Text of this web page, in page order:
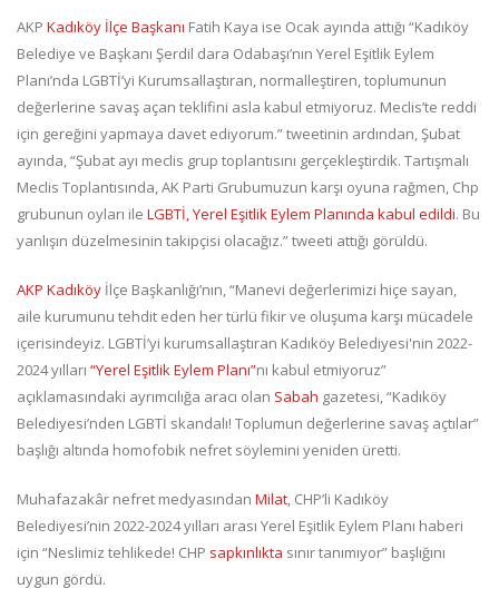
AKP Kadıköy İlçe Başkanı Fatih Kaya ise Ocak ayında attığı “Kadıköy
Belediye ve Başkanı Şerdil dara Odabaşı’nın Yerel Eşitlik Eylem
Planı’nda LGBTİ’yi Kurumsallaştıran, normalleştiren, toplumunun
değerlerine savaş açan teklifini asla kabul etmiyoruz. Meclis’te reddi
için gereğini yapmaya davet ediyorum.” tweetinin ardından, Şubat
ayında, “Şubat ayı meclis grup toplantısını gerçekleştirdik. Tartışmalı
Meclis Toplantısında, AK Parti Grubumuzun karşı oyuna rağmen, Chp
grubunun oyları ile LGBTİ, Yerel Eşitlik Eylem Planında kabul edildi. Bu
yanlışın düzelmesinin takipçisi olacağız.” tweeti attığı görüldü.
AKP Kadıköy İlçe Başkanlığı’nın, “Manevi değerlerimizi hiçe sayan,
aile kurumunu tehdit eden her türlü fikir ve oluşuma karşı mücadele
içerisindeyiz. LGBTİ’yi kurumsallaştıran Kadıköy Belediyesi'nin 2022-
2024 yılları “Yerel Eşitlik Eylem Planı”nı kabul etmiyoruz”
açıklamasındaki ayrımcılığa aracı olan Sabah gazetesi, “Kadıköy
Belediyesi’nden LGBTİ skandalı! Toplumun değerlerine savaş açtılar”
başlığı altında homofobik nefret söylemini yeniden üretti.
Muhafazakâr nefret medyasından Milat, CHP’li Kadıköy
Belediyesi’nin 2022-2024 yılları arası Yerel Eşitlik Eylem Planı haberi
için “Neslimiz tehlikede! CHP sapkınlıkta sınır tanımıyor” başlığını
uygun gördü.